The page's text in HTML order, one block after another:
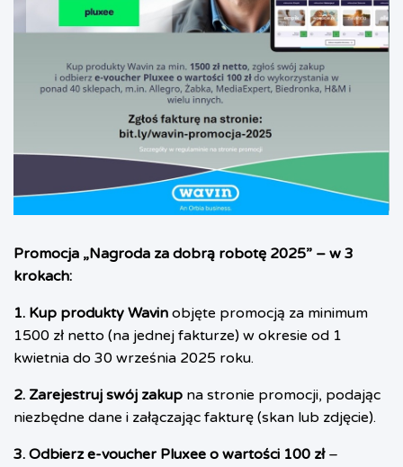
Promocja „Nagroda za dobrą robotę 2025” – w 3
krokach:
1. Kup produkty Wavin objęte promocją za minimum
1500 zł netto (na jednej fakturze) w okresie od 1
kwietnia do 30 września 2025 roku.
2. Zarejestruj swój zakup na stronie promocji, podając
niezbędne dane i załączając fakturę (skan lub zdjęcie).
3. Odbierz e-voucher Pluxee o wartości 100 zł –